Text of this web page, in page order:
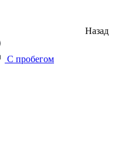
Назад
С пробегом